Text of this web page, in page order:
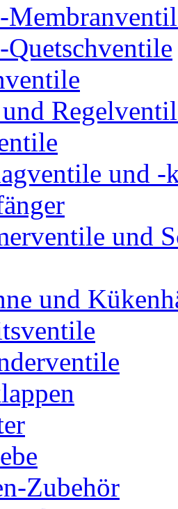
Quetschventile
und -
und
und
Zubehör